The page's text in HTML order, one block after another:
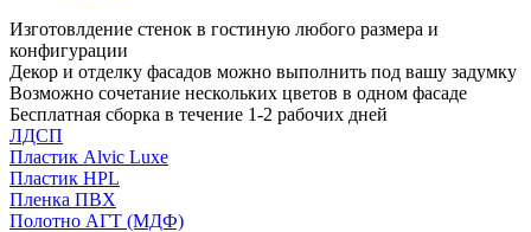
Изготовлдение стенок в гостиную любого размера и
конфигурации
Декор и отделку фасадов можно выполнить под вашу задумку
Возможно сочетание нескольких цветов в одном фасаде
Бесплатная сборка в течение 1-2 рабочих дней
ЛДСП
Пластик Alvic Luxe
Пластик HPL
Пленка ПВХ
Полотно АГТ (МДФ)